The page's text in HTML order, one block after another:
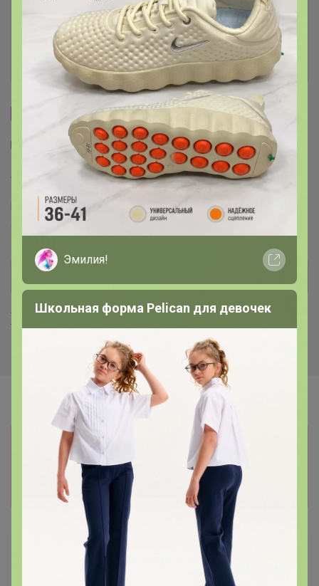
Ключевые даты
История проведённых выкупов
Cтраничка организатора
Другие СП организатора Артемида
Торговые марки
Puratos™ Италика™ Чудское озеро™
Sen Soy™
Хиты продаж
Информация о заказах доступна
лишь членам клуба
Показать
Артемида
Бронзовый организатор
Эмилия!
Школьная форма Pelican для девочек